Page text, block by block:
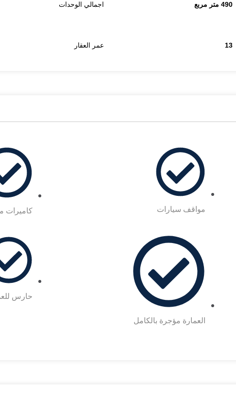
490 متر مربع اجمالي الوحدات
13 عمر العقار
مواقف سيارات
العمارة مؤجرة بالكامل
كاميرات
حارس